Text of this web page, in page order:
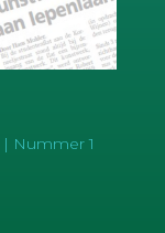
| Nummer 1